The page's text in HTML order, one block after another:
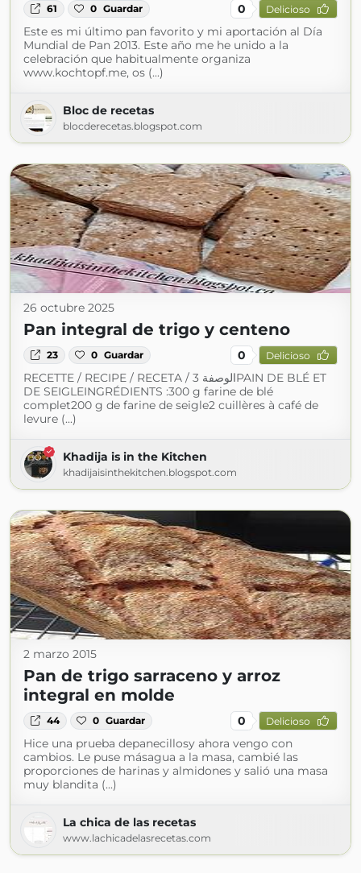
61 0 Guardar 0 Delicioso
Este es mi último pan favorito y mi aportación al Día
Mundial de Pan 2013. Este año me he unido a la
celebración que habitualmente organiza
www.kochtopf.me, os (...)
Bloc de recetas
blocderecetas.blogspot.com
26 octubre 2025
Pan integral de trigo y centeno
23 0 Guardar 0 Delicioso
RECETTE / RECIPE / RECETA / الوصفة 3PAIN DE BLÉ ET
DE SEIGLEINGRÉDIENTS :300 g farine de blé
complet200 g de farine de seigle2 cuillères à café de
levure (...)
Khadija is in the Kitchen
khadijaisinthekitchen.blogspot.com
2 marzo 2015
Pan de trigo sarraceno y arroz
integral en molde
44 0 Guardar 0 Delicioso
Hice una prueba depanecillosy ahora vengo con
cambios. Le puse másagua a la masa, cambié las
proporciones de harinas y almidones y salió una masa
muy blandita (...)
La chica de las recetas
www.lachicadelasrecetas.com